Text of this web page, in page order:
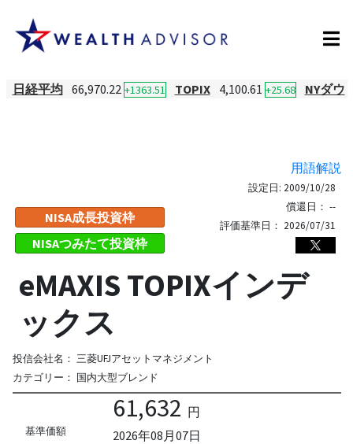
日経平均 66,970.22 +1363.51 TOPIX 4,100.61 +25.68 NYダウ
用語解説
NISA成長投資枠
NISAつみたて投資枠
設定日: 2009/10/28
償還日： --
評価基準日： 2026/07/31
eMAXIS TOPIXインデ
ックス
投信会社名： 三菱UFJアセットマネジメント
カテゴリー： 国内大型ブレンド
基準価額
61,632 円
2026年08月07日